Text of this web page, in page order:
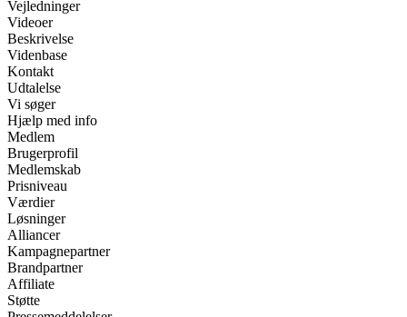
Vejledninger
Videoer
Beskrivelse
Videnbase
Kontakt
Udtalelse
Vi søger
Hjælp med info
Medlem
Brugerprofil
Medlemskab
Prisniveau
Værdier
Løsninger
Alliancer
Kampagnepartner
Brandpartner
Affiliate
Støtte